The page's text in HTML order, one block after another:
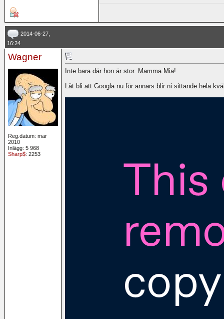
2014-06-27,
16:24
Wagner
Reg.datum: mar
2010
Inlägg: 5 968
Sharp$: 2253
Inte bara där hon är stor. Mamma Mia!
Låt bli att Googla nu för annars blir ni sittande hela